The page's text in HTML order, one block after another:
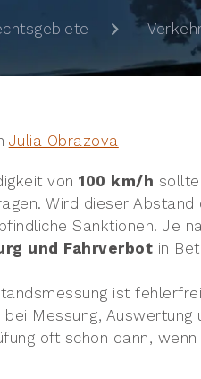
Julia Obrazova
von100 km/h
Wird dieser
Sanktionen. Je
und Fahrverbot in
ist
Messung, Auswertung
oft schon dann,